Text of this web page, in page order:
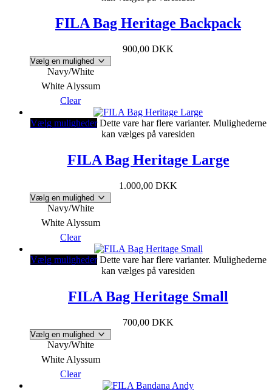
FILA Bag Heritage Backpack
900,00 DKK
Navy/White
White Alyssum
Clear
Vælg muligheder Dette vare har flere varianter. Mulighederne
kan vælges på varesiden
FILA Bag Heritage Large
1.000,00 DKK
Navy/White
White Alyssum
Clear
Vælg muligheder Dette vare har flere varianter. Mulighederne
kan vælges på varesiden
FILA Bag Heritage Small
700,00 DKK
Navy/White
White Alyssum
Clear